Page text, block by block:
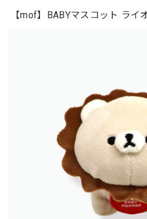
【mof】BABYマスコット ラ